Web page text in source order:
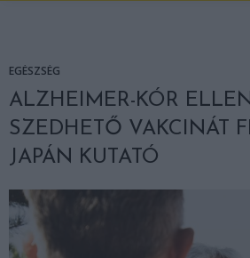
EGÉSZSÉG
ALZHEIMER-KÓR
SZEDHETŐ VAKCINÁT
JAPÁN KUTATÓ